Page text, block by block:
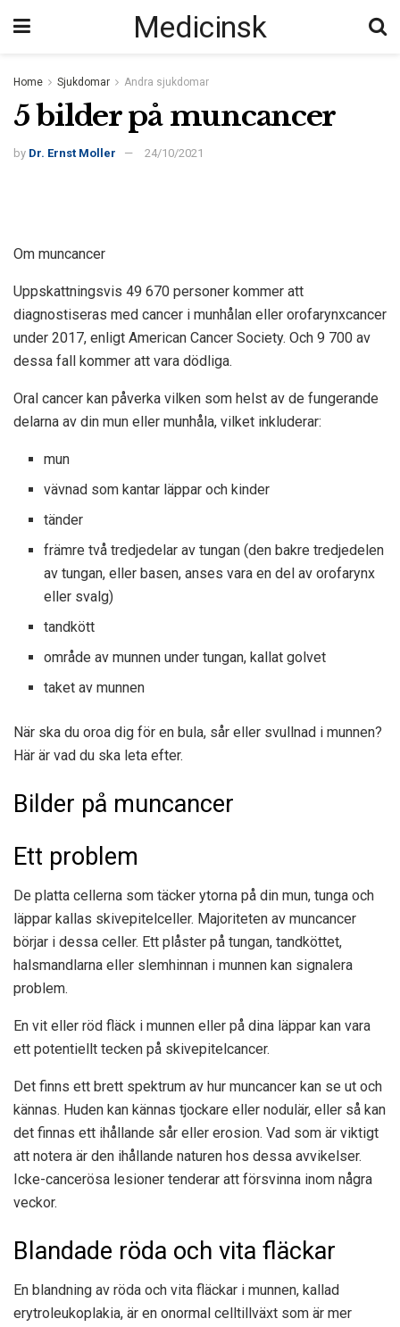
Medicinsk
Home Sjukdomar Andra sjukdomar
5 bilder på muncancer
by Dr. Ernst Moller 24/10/2021
Om muncancer
Uppskattningsvis 49 670 personer kommer att
diagnostiseras med cancer i munhålan eller orofarynxcancer
under 2017, enligt American Cancer Society. Och 9 700 av
dessa fall kommer att vara dödliga.
Oral cancer kan påverka vilken som helst av de fungerande
delarna av din mun eller munhåla, vilket inkluderar:
mun
vävnad som kantar läppar och kinder
tänder
främre två tredjedelar av tungan (den bakre tredjedelen
av tungan, eller basen, anses vara en del av orofarynx
eller svalg)
tandkött
område av munnen under tungan, kallat golvet
taket av munnen
När ska du oroa dig för en bula, sår eller svullnad i munnen?
Här är vad du ska leta efter.
Bilder på muncancer
Ett problem
De platta cellerna som täcker ytorna på din mun, tunga och
läppar kallas skivepitelceller. Majoriteten av muncancer
börjar i dessa celler. Ett plåster på tungan, tandköttet,
halsmandlarna eller slemhinnan i munnen kan signalera
problem.
En vit eller röd fläck i munnen eller på dina läppar kan vara
ett potentiellt tecken på skivepitelcancer.
Det finns ett brett spektrum av hur muncancer kan se ut och
kännas. Huden kan kännas tjockare eller nodulär, eller så kan
det finnas ett ihållande sår eller erosion. Vad som är viktigt
att notera är den ihållande naturen hos dessa avvikelser.
Icke-cancerösa lesioner tenderar att försvinna inom några
veckor.
Blandade röda och vita fläckar
En blandning av röda och vita fläckar i munnen, kallad
erytroleukoplakia, är en onormal celltillväxt som är mer